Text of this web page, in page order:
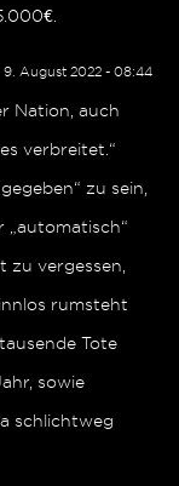
9. August 2022 - 08:44
Nation, auch
verbreitet.“
zu sein,
„automatisch“
vergessen,
rumsteht
Tote
sowie
schlichtweg